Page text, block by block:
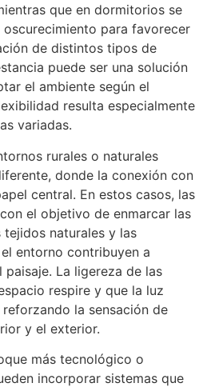
que en dormitorios se
para favorecer
de distintos tipos de
puede ser una solución
el ambiente según el
resulta especialmente
variadas.
rurales o naturales
donde la conexión con
central. En estos casos, las
el objetivo de enmarcar las
naturales y las
entorno contribuyen a
La ligereza de las
respire y que la luz
la sensación de
y el exterior.
más tecnológico o
incorporar sistemas que